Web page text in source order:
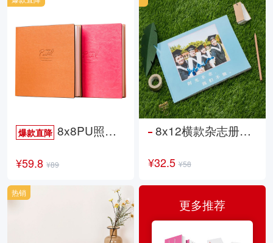
爆款直降 8x8PU照片书NewLife
¥59.8 ¥89
8x12横款杂志册26p
¥32.5 ¥58
热销
更多推荐